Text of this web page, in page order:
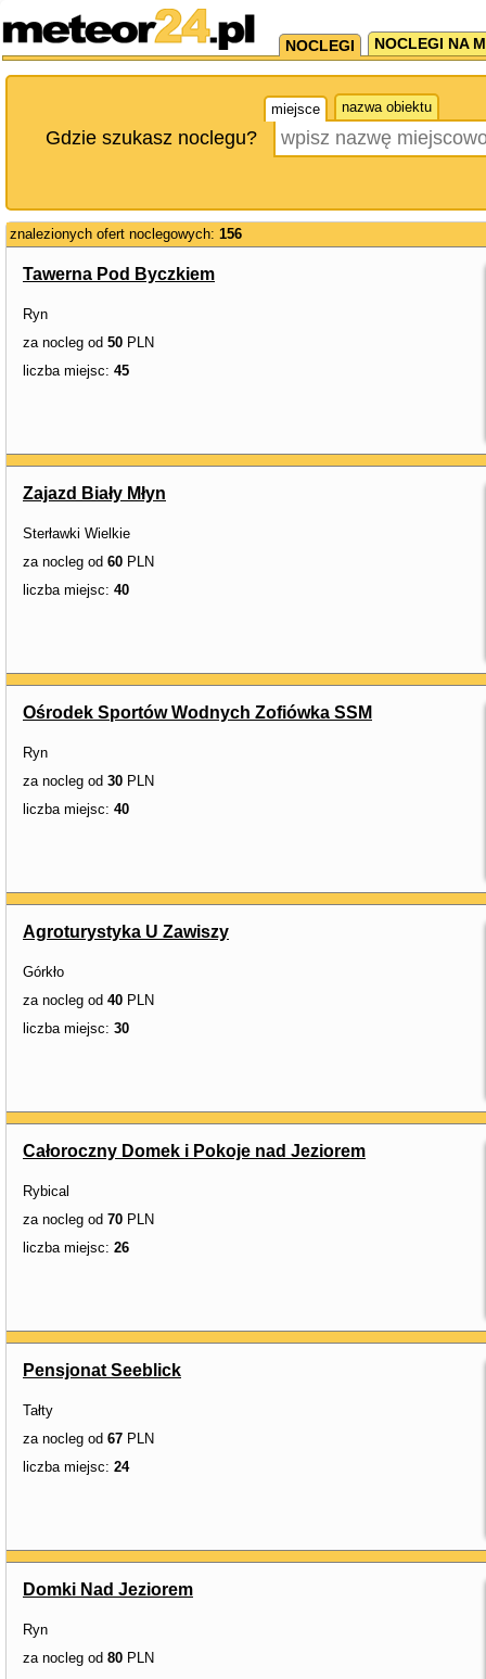
NOCLEGI NOCLEGI NA
miejsce nazwa obiektu
Gdzie szukasz noclegu?
znalezionych ofert noclegowych: 156
Tawerna Pod Byczkiem
Ryn
za nocleg od 50 PLN
liczba miejsc: 45
Zajazd Biały Młyn
Sterławki Wielkie
za nocleg od 60 PLN
liczba miejsc: 40
Ośrodek Sportów Wodnych Zofiówka SSM
Ryn
za nocleg od 30 PLN
liczba miejsc: 40
Agroturystyka U Zawiszy
Górkło
za nocleg od 40 PLN
liczba miejsc: 30
Całoroczny Domek i Pokoje nad Jeziorem
Rybical
za nocleg od 70 PLN
liczba miejsc: 26
Pensjonat Seeblick
Tałty
za nocleg od 67 PLN
liczba miejsc: 24
Domki Nad Jeziorem
Ryn
za nocleg od 80 PLN